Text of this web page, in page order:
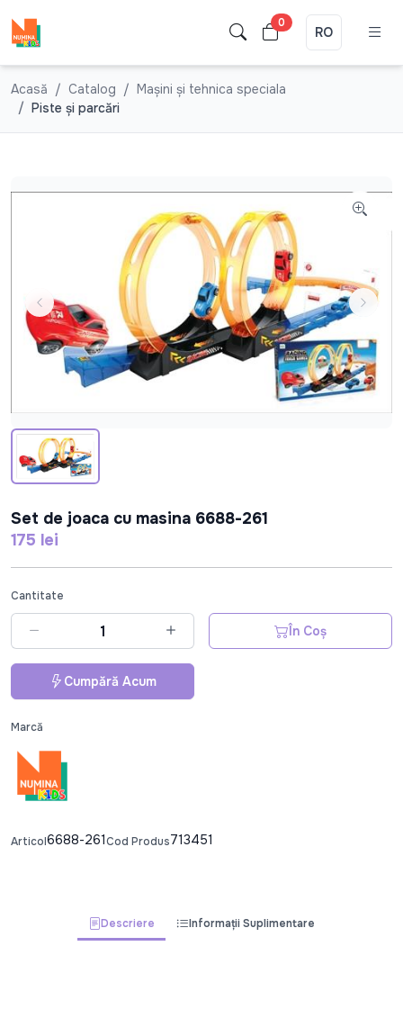
0
RO
Acasă Catalog
Mașini și tehnica speciala
Piste şi parcări
Set de joaca cu masina 6688-261
175 lei
Cantitate
În Coș
Cumpără Acum
Marcă
Articol6688-261Cod Produs713451
Descriere Informații Suplimentare